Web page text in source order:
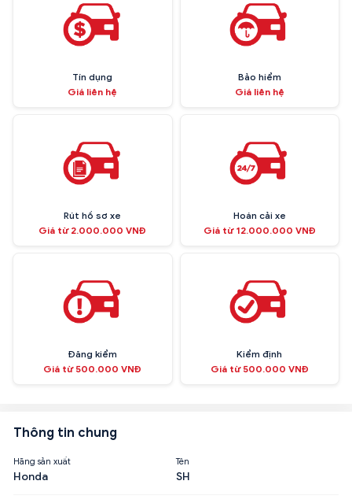
Tín dụng
Giá liên hệ
Bảo hiểm
Giá liên hệ
Rút hồ sơ xe
Giá từ 2.000.000 VNĐ
Hoán cải xe
Giá từ 12.000.000 VNĐ
Đăng kiểm
Giá từ 500.000 VNĐ
Kiểm định
Giá từ 500.000 VNĐ
Thông tin chung
Hãng sản xuất
Honda
Tên
SH